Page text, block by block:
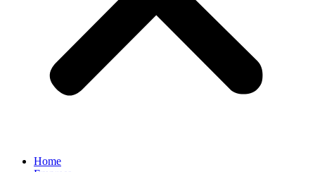
Home